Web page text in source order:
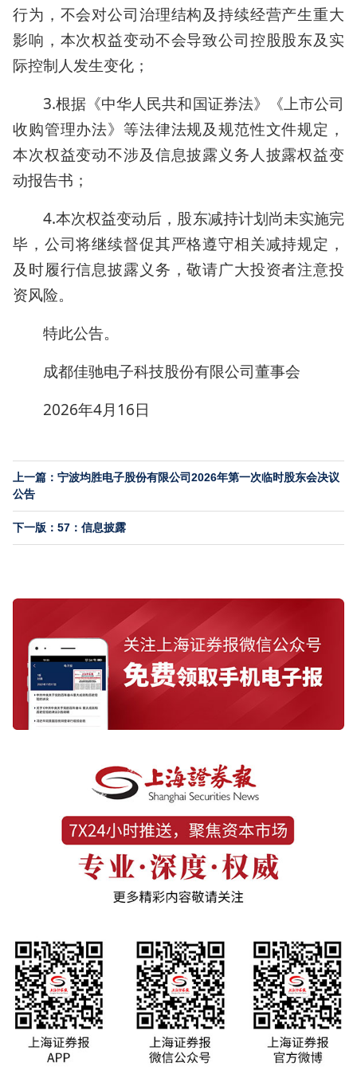
行为，不会对公司治理结构及持续经营产生重大
影响，本次权益变动不会导致公司控股股东及实
际控制人发生变化；
3.根据《中华人民共和国证券法》《上市公司
收购管理办法》等法律法规及规范性文件规定，
本次权益变动不涉及信息披露义务人披露权益变
动报告书；
4.本次权益变动后，股东减持计划尚未实施完
毕，公司将继续督促其严格遵守相关减持规定，
及时履行信息披露义务，敬请广大投资者注意投
资风险。
特此公告。
成都佳驰电子科技股份有限公司董事会
2026年4月16日
上一篇：宁波均胜电子股份有限公司2026年第一次临时股东会决议
公告
下一版：57：信息披露